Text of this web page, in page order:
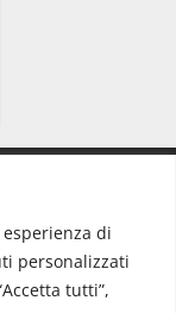
di
personalizzati
tutti”,